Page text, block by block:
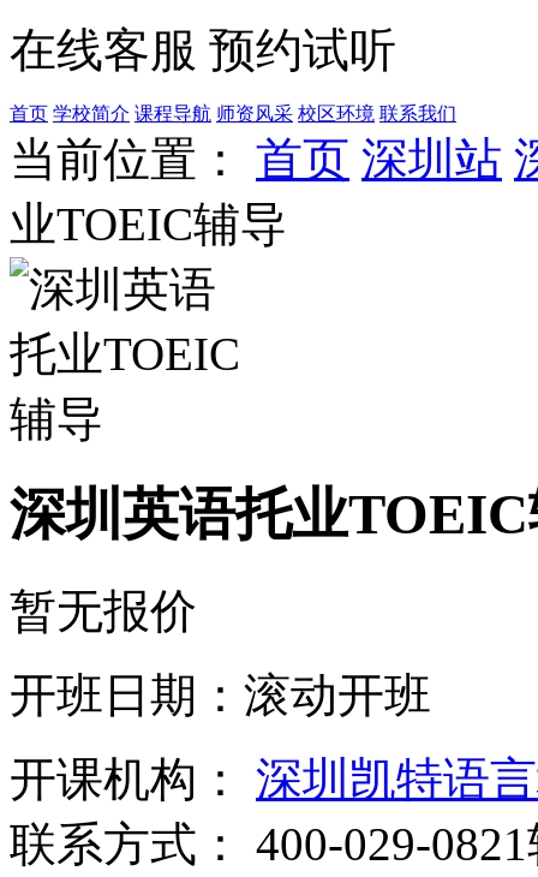
在线客服 预约试听
首页 学校简介 课程导航 师资风采 校区环境 联系我们
当前位置： 首页 深圳站
业TOEIC辅导
深圳英语托业
暂无报价
开班日期：滚动开班
开课机构：
深圳凯特语
联系方式：
400-029-